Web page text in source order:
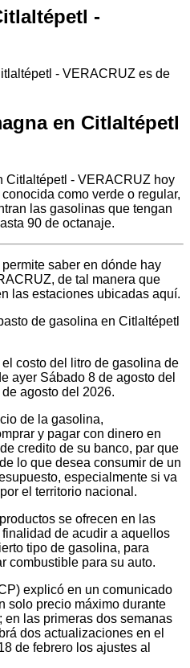
-
- VERACRUZ es de
en Citlaltépetl
Citlaltépetl - VERACRUZ hoy
como verde o regular,
las gasolinas que tengan
90 de octanaje.
saber en dónde hay
de tal manera que
las estaciones ubicadas aquí.
de gasolina en Citlaltépetl
costo del litro de gasolina de
ayer Sábado 8 de agosto del
agosto del 2026.
de la gasolina,
y pagar con dinero en
credito de su banco, par que
lo que desea consumir de un
especialmente si va
el territorio nacional.
se ofrecen en las
de acudir a aquellos
tipo de gasolina, para
combustible para su auto.
explicó en un comunicado
solo precio máximo durante
en las primeras dos semanas
dos actualizaciones en el
de febrero los ajustes al